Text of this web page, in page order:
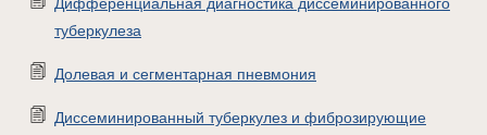
туберкулеза
Долевая и сегментарная пневмония
Диссеминированный туберкулез и фиброзирующие